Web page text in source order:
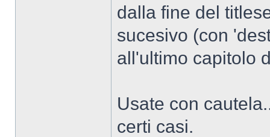
dalla fine del
sucesivo (con
all'ultimo capitolo
Usate con
certi casi.